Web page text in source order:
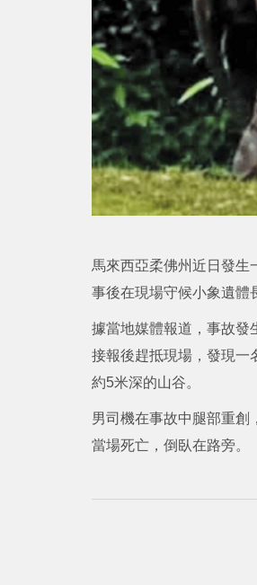
馬來西亞柔佛州近日發生
事後在現場守候小象遺體
據當地媒體報道，事故發
接報後趕抵現場，發現一
約5米深的山谷。
男司機在事故中腿部重創
當場死亡，倒臥在路旁。